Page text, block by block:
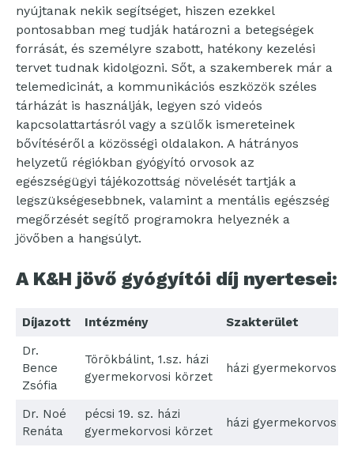
nyújtanak nekik segítséget, hiszen ezekkel
pontosabban meg tudják határozni a betegségek
forrását, és személyre szabott, hatékony kezelési
tervet tudnak kidolgozni. Sőt, a szakemberek már a
telemedicinát, a kommunikációs eszközök széles
tárházát is használják, legyen szó videós
kapcsolattartásról vagy a szülők ismereteinek
bővítéséről a közösségi oldalakon. A hátrányos
helyzetű régiókban gyógyító orvosok az
egészségügyi tájékozottság növelését tartják a
legszükségesebbnek, valamint a mentális egészség
megőrzését segítő programokra helyeznék a
jövőben a hangsúlyt.
A K&H jövő gyógyítói díj nyertesei:
Díjazott Intézmény
Szakterület
Dr.
Bence
Zsófia
Törökbálint, 1.sz. házi
gyermekorvosi körzet
házi gyermekorvos
Dr. Noé
Renáta
pécsi 19. sz. házi
gyermekorvosi körzet
házi gyermekorvos